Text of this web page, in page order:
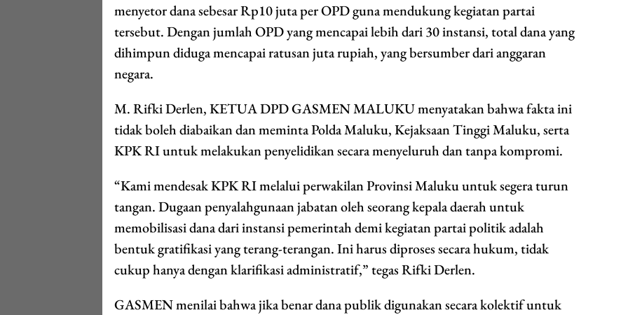
menyetor dana sebesar Rp10 juta per OPD guna mendukung kegiatan partai
tersebut. Dengan jumlah OPD yang mencapai lebih dari 30 instansi, total dana yang
dihimpun diduga mencapai ratusan juta rupiah, yang bersumber dari anggaran
negara.
M. Rifki Derlen, KETUA DPD GASMEN MALUKU menyatakan bahwa fakta ini
tidak boleh diabaikan dan meminta Polda Maluku, Kejaksaan Tinggi Maluku, serta
KPK RI untuk melakukan penyelidikan secara menyeluruh dan tanpa kompromi.
“Kami mendesak KPK RI melalui perwakilan Provinsi Maluku untuk segera turun
tangan. Dugaan penyalahgunaan jabatan oleh seorang kepala daerah untuk
memobilisasi dana dari instansi pemerintah demi kegiatan partai politik adalah
bentuk gratifikasi yang terang-terangan. Ini harus diproses secara hukum, tidak
cukup hanya dengan klarifikasi administratif,” tegas Rifki Derlen.
GASMEN menilai bahwa jika benar dana publik digunakan secara kolektif untuk